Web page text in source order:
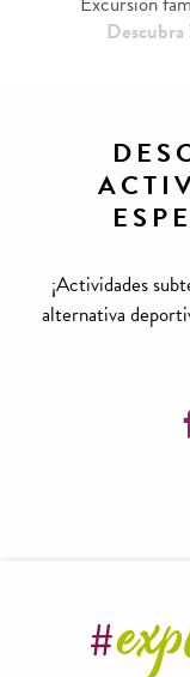
Descubra
¡Actividades
alternativa
Emotion Nature -
Horizon - Millau
Millau Activités